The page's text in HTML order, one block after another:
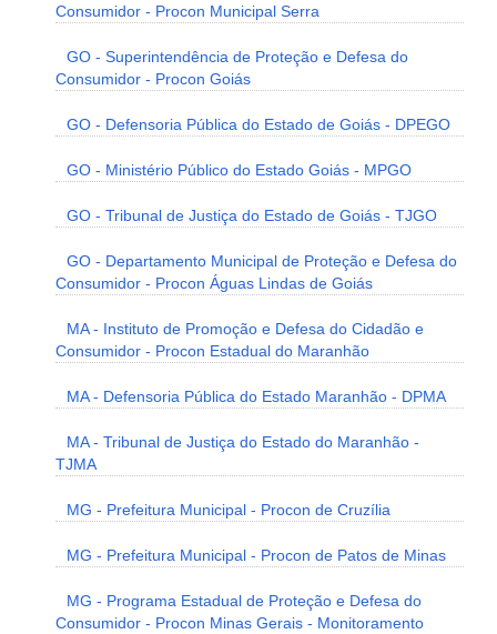
Consumidor - Procon Municipal Serra
GO - Superintendência de Proteção e Defesa do
Consumidor - Procon Goiás
GO - Defensoria Pública do Estado de Goiás - DPEGO
GO - Ministério Público do Estado Goiás - MPGO
GO - Tribunal de Justiça do Estado de Goiás - TJGO
GO - Departamento Municipal de Proteção e Defesa do
Consumidor - Procon Águas Lindas de Goiás
MA - Instituto de Promoção e Defesa do Cidadão e
Consumidor - Procon Estadual do Maranhão
MA - Defensoria Pública do Estado Maranhão - DPMA
MA - Tribunal de Justiça do Estado do Maranhão -
TJMA
MG - Prefeitura Municipal - Procon de Cruzília
MG - Prefeitura Municipal - Procon de Patos de Minas
MG - Programa Estadual de Proteção e Defesa do
Consumidor - Procon Minas Gerais - Monitoramento